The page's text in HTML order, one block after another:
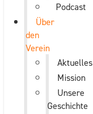
Podcast
Über
den
Verein
Aktuelles
Mission
Unsere
Geschichte